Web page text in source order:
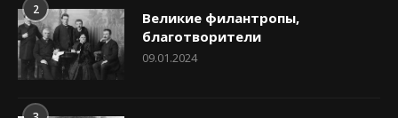
2
Великие филантропы,
благотворители
09.01.2024